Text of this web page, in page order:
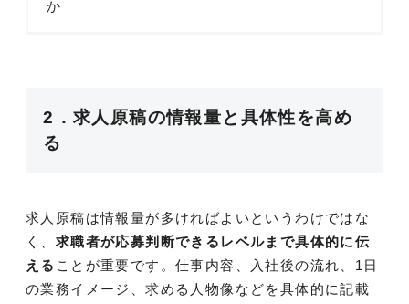
か
2．求人原稿の情報量と具体性を高め
る
求人原稿は情報量が多ければよいというわけではな
く、 求職者が応募判断できるレベルまで具体的に伝
える ことが重要です。仕事内容、入社後の流れ、1日
の業務イメージ、求める人物像などを具体的に記載